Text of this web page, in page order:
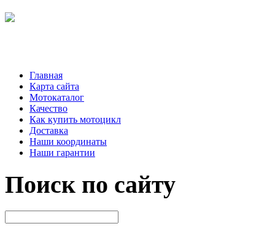
Главная
Карта сайта
Мотокаталог
Качество
Как купить мотоцикл
Доставка
Наши координаты
Наши гарантии
Поиск по сайту